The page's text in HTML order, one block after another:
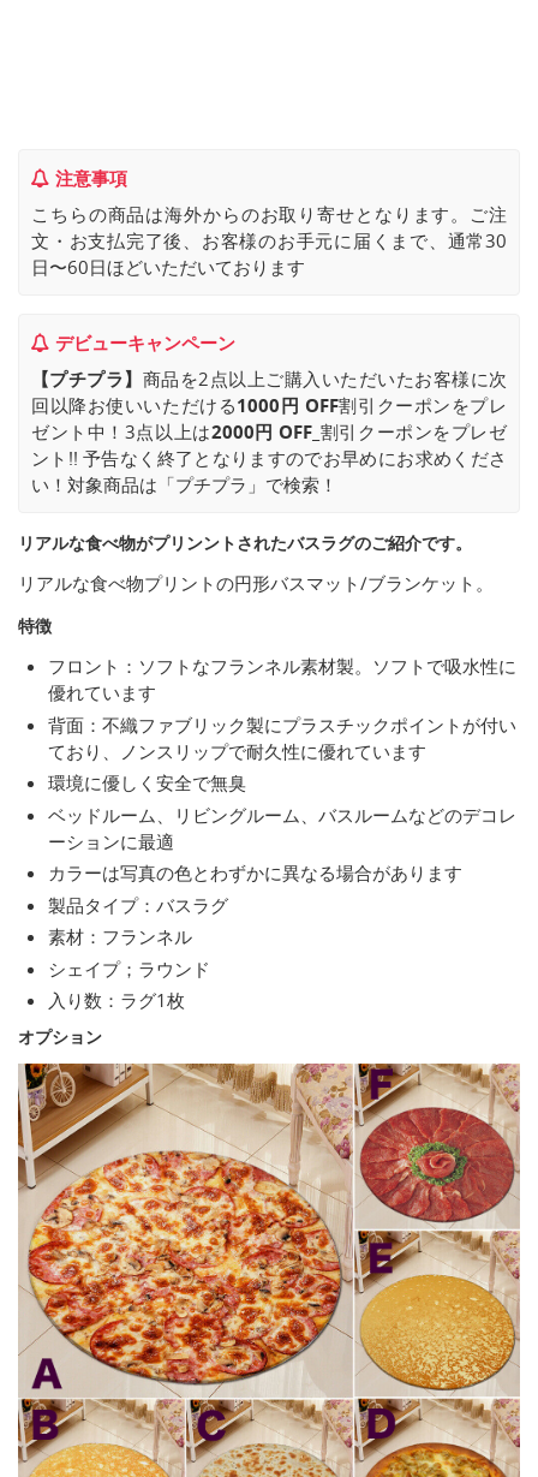
注意事項
こちらの商品は海外からのお取り寄せとなります。ご注
文・お支払完了後、お客様のお手元に届くまで、通常30
日〜60日ほどいただいております
デビューキャンペーン
【プチプラ】 商品を2点以上ご購入いただいたお客様に次
回以降お使いいただける1000円 OFF割引クーポンをプレ
ゼント中！3点以上は2000円 OFF_ 割引クーポンをプレゼ
ント!! 予告なく終了となりますのでお早めにお求めくださ
い！対象商品は「プチプラ」で検索！
リアルな食べ物がプリンントされたバスラグのご紹介です。
リアルな食べ物プリントの円形バスマット/ブランケット。
特徴
フロント：ソフトなフランネル素材製。ソフトで吸水性に
優れています
背面：不織ファブリック製にプラスチックポイントが付い
ており、ノンスリップで耐久性に優れています
環境に優しく安全で無臭
ベッドルーム、リビングルーム、バスルームなどのデコレ
ーションに最適
カラーは写真の色とわずかに異なる場合があります
製品タイプ：バスラグ
素材：フランネル
シェイプ；ラウンド
入り数：ラグ1枚
オプション